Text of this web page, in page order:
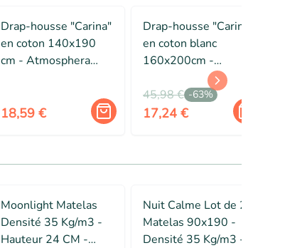
Drap-housse "Carina"
en coton 140x190
cm - Atmosphera
18,59 €
Drap-housse "Carina"
en coton blanc
160x200cm -
Atmosphera Créateur
d'intérieur
45,98 € -63%
17,24 €
Moonlight Matelas
Densité 35 Kg/m3 -
Hauteur 24 CM -
Nuit Calme Lot de 2
Matelas 90x190 -
Densité 35 Kg/m3 -